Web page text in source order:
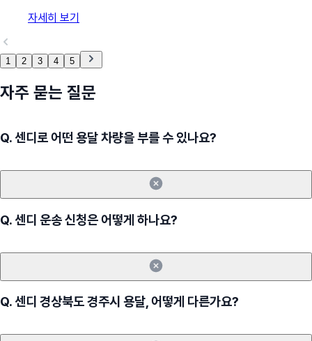
자세히 보기
1 2 3 4 5
자주 묻는 질문
Q.센디로 어떤 용달 차량을 부를 수 있나요?
Q.센디 운송 신청은 어떻게 하나요?
Q.센디 경상북도 경주시 용달, 어떻게 다른가요?